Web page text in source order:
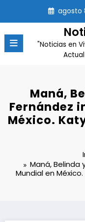
contenido
agosto
"Noticias en
Maná,
Fernández
México.
Maná, Belinda
Mundial en